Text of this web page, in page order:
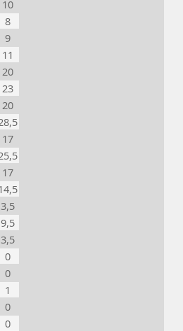
10
8
9
11
20
23
20
17
17
3,5
9,5
3,5
0
0
1
0
0